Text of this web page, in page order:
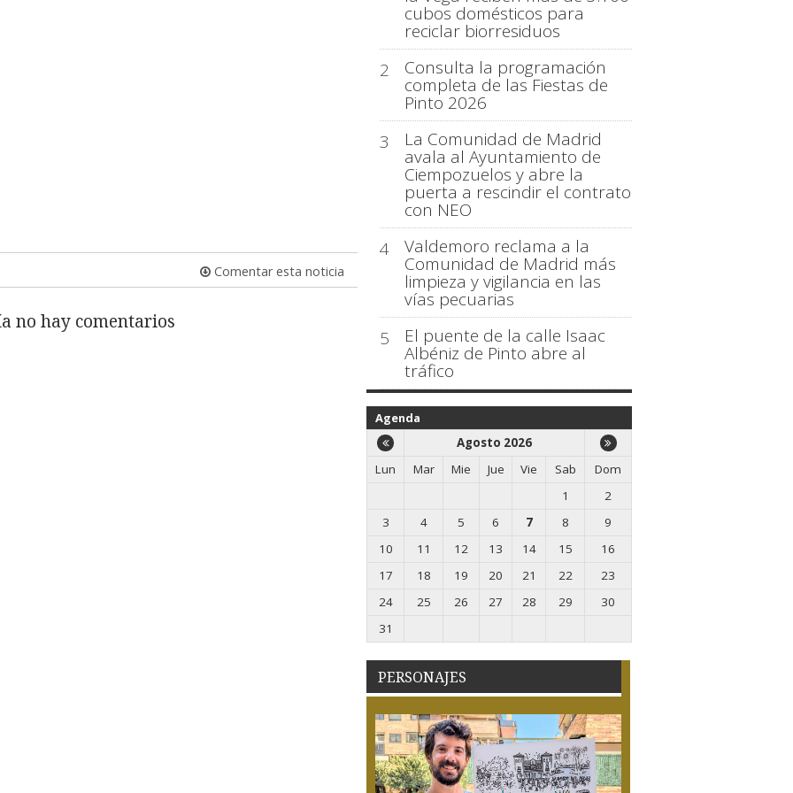
Comentar esta noticia
no hay comentarios
cubos domésticos para
reciclar biorresiduos
2
Consulta la programación
completa de las Fiestas de
Pinto 2026
3
La Comunidad de Madrid
avala al Ayuntamiento de
Ciempozuelos y abre la
puerta a rescindir el contrato
con NEO
4
Valdemoro reclama a la
Comunidad de Madrid más
limpieza y vigilancia en las
vías pecuarias
5
El puente de la calle Isaac
Albéniz de Pinto abre al
tráfico
Agenda
Agosto 2026
Lun
Mar Mie Jue Vie Sab
Dom
1
2
3
4 5 6 7 8
9
10
11 12 13 14 15
16
17
18 19 20 21 22
23
24
25 26 27 28 29
30
31
PERSONAJES